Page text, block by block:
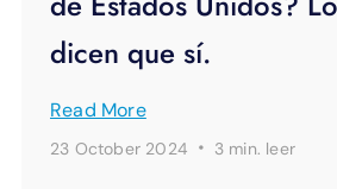
dicen que sí.
Read More
23 October 2024 · 3 min. leer